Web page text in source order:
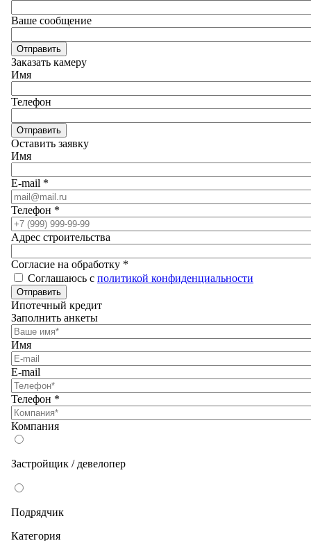
Ваше сообщение
Отправить
Заказать камеру
Имя
Телефон
Отправить
Оставить заявку
Имя
E-mail *
Телефон *
Адрес строительства
Согласие на обработку *
Соглашаюсь с политикой конфиденциальности
Отправить
Ипотечный кредит
Заполнить анкеты
Имя
E-mail
Телефон *
Компания
Застройщик / девелопер
Подрядчик
Категория